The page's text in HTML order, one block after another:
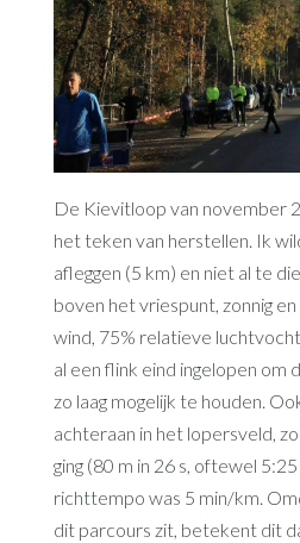
De Kievitloop van november
het teken van herstellen. Ik
afleggen (5 km) en niet al te
boven het vriespunt, zonnig
wind, 75% relatieve
al een flink eind ingelopen om
zo laag mogelijk te houden.
achteraan in het lopersveld,
ging (80 m in 26 s, oftewel
richttempo was 5 min/km.
dit parcours zit, betekent dit